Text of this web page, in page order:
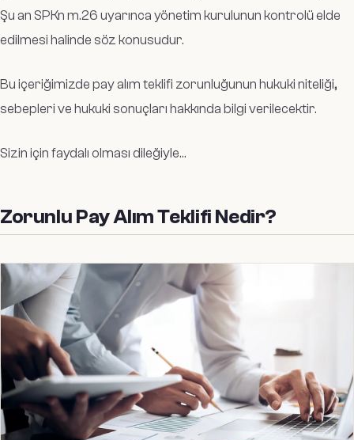
Şu an SPKn m.26 uyarınca yönetim kurulunun kontrolü elde
edilmesi halinde söz konusudur.
Bu içeriğimizde pay alım teklifi zorunluğunun hukuki niteliği,
sebepleri ve hukuki sonuçları hakkında bilgi verilecektir.
Sizin için faydalı olması dileğiyle…
Zorunlu Pay Alım Teklifi Nedir?